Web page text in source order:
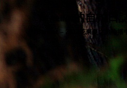
Yealing的自拍日誌
Banner – 2012花東夏之旅輪播中